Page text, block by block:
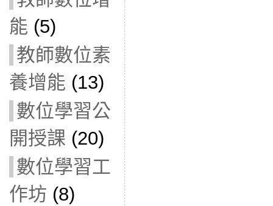
能 (5)
教師數位素
養增能 (13)
數位學習公
開授課 (20)
數位學習工
作坊 (8)